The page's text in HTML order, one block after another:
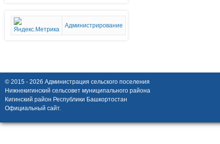
Администрирование
© 2015 - 2026 Администрация сельского поселения
Нижнекигинский сельсовет муниципального района
Кигинский район Республики Башкортостан
Официальный сайт.